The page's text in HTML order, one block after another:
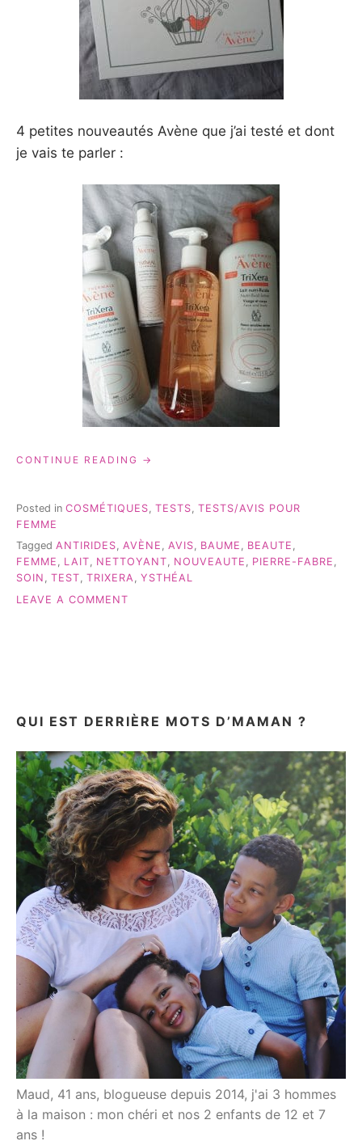
4 petites nouveautés Avène que j’ai testé et dont
je vais te parler :
CONTINUE READING « AVÈNE:
YSTHÉAL
&
AVIS »
Posted in COSMÉTIQUES TESTS TESTS/AVIS POUR
FEMME
Tagged ANTIRIDES, AVÈNE , AVIS, BAUME , BEAUTE ,
FEMME , LAIT, NETTOYANT, NOUVEAUTE , PIERRE-FABRE ,
SOIN , TEST, TRIXERA, YSTHÉAL
LEAVE A COMMENT
&
AVIS
QUI EST DERRIÈRE MOTS D’MAMAN ?
Maud, 41 ans, blogueuse depuis 2014, j'ai 3 hommes
à la maison : mon chéri et nos 2 enfants de 12 et 7
ans !